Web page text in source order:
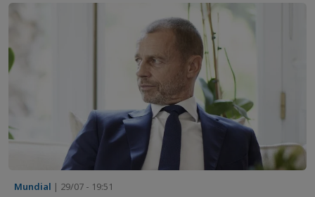
Mundial | 29/07 - 19:51